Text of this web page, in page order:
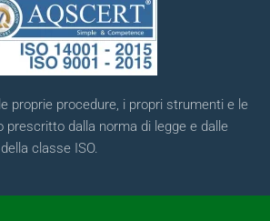
proprie procedure, i propri strumenti e le
prescritto dalla norma di legge e dalle
classe ISO.